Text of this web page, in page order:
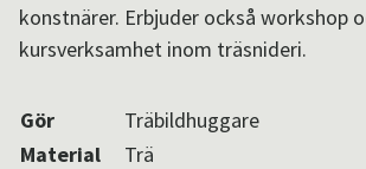
konstnärer. Erbjuder också workshop
kursverksamhet inom träsnideri.
Gör
Träbildhuggare
Material
Trä